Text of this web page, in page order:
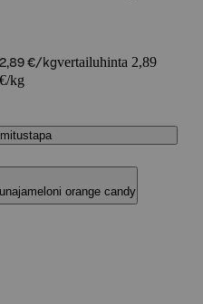
2,89 €/kgvertailuhinta 2,89
€/kg
orange candy